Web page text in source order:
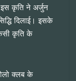
इस कृति ने अर्जुन
दिलाई। इसके
कृति के
क्लब के